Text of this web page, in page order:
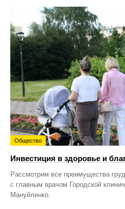
Общество
Инвестиция в здоровье и
Рассмотрим все преимущества
с главным врачом Городской
Мануйленко.